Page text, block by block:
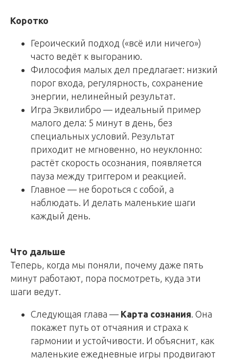
Коротко
Героический подход («всё или ничего»)
часто ведёт к выгоранию.
Философия малых дел предлагает: низкий
порог входа, регулярность, сохранение
энергии, нелинейный результат.
Игра Эквилибро — идеальный пример
малого дела: 5 минут в день, без
специальных условий. Результат
приходит не мгновенно, но неуклонно:
растёт скорость осознания, появляется
пауза между триггером и реакцией.
Главное — не бороться с собой, а
наблюдать. И делать маленькие шаги
каждый день.
Что дальше
Теперь, когда мы поняли, почему даже пять
минут работают, пора посмотреть, куда эти
шаги ведут.
Следующая глава — Карта сознания. Она
покажет путь от отчаяния и страха к
гармонии и устойчивости. И объяснит, как
маленькие ежедневные игры продвигают